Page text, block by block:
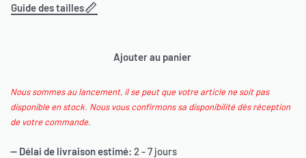
Guide des tailles
Ajouter au panier
Nous sommes au lancement, il se peut que votre article ne soit pas
disponible en stock. Nous vous confirmons sa disponibilité dès réception
de votre commande.
— Délai de livraison estimé: 2 - 7 jours